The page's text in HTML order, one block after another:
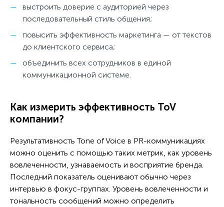
выстроить доверие с аудиторией через
последовательный стиль общения;
повысить эффективность маркетинга — от текстов
до клиентского сервиса;
объединить всех сотрудников в единой
коммуникационной системе.
Как измерить эффективность ToV
компании?
Результативность Tone of Voice в PR-коммуникациях
можно оценить с помощью таких метрик, как уровень
вовлеченности, узнаваемость и восприятие бренда.
Последний показатель оценивают обычно через
интервью в фокус-группах. Уровень вовлеченности и
тональность сообщений можно определить